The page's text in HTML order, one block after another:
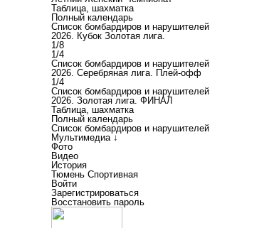
Таблица, шахматка
Полный календарь
Список бомбардиров и нарушителей
2026. Кубок Золотая лига.
1/8
1/4
Список бомбардиров и нарушителей
2026. Серебряная лига. Плей-офф
1/4
Список бомбардиров и нарушителей
2026. Золотая лига. ФИНАЛ
Таблица, шахматка
Полный календарь
Список бомбардиров и нарушителей
Мультимедиа ↓
Фото
Видео
История
Тюмень Спортивная
Войти
Зарегистрироваться
Восстановить пароль